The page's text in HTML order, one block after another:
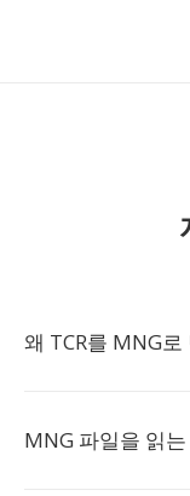
왜 TCR를 MNG로
MNG 파일을 읽